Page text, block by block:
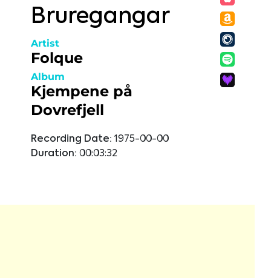
Bruregangar
Artist
Folque
Album
Kjempene på
Dovrefjell
Recording Date: 1975-00-00
Duration: 00:03:32